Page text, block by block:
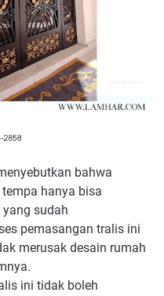
bahwa
hanya bisa
sudah
pemasangan tralis ini
merusak desain rumah
ini tidak boleh